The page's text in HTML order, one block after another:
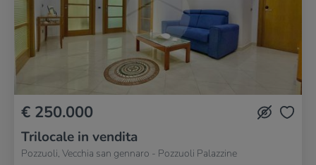
€ 250.000
Trilocale in vendita
Pozzuoli, Vecchia san gennaro - Pozzuoli Palazzine